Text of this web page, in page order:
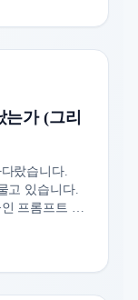
가 (그리
랐습니다.
고 있습니다.
프롬프트 라